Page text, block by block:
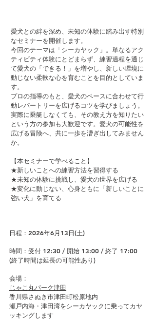
愛犬との絆を深め、未知の体験に踏み出す特別
なセミナーを開催します。
今回のテーマは「シーカヤック」。単なるアク
ティビティ体験にとどまらず、練習過程を通じ
て愛犬の「できる！」を増やし、新しい環境に
動じない柔軟な心を育むことを目的としていま
す。
プロの指導のもと、愛犬のペースに合わせて行
動レパートリーを広げるコツを学びましょう。
実際に乗艇しなくても、その教え方を知りたい
という方の参加も大歓迎です。愛犬の可能性を
広げる冒険へ、共に一歩を漕ぎ出してみません
か。
【本セミナーで学べること】
★新しいことへの練習方法を習得する
★未知の体験に挑戦し、愛犬の世界を広げる
★変化に動じない、心身ともに「新しいことに
強い犬」を育てる
日程：2026年6月13日(土)
時間：受付 12:30 / 開始 13:00 / 終了 17:00
(終了時間は延長の可能性あり)
会場：
じゃこ丸パーク津田
香川県さぬき市津田町松原地内
瀬戸内海・津田湾をシーカヤックに乗ってカヤ
ッキングします